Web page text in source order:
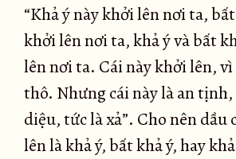
“Khả ý này khởi lên nơi ta,
khởi lên nơi ta, khả ý và bất
lên nơi ta. Cái này khởi lên,
thô. Nhưng cái này là an
diệu, tức là xả”. Cho nên dầu
lên là khả ý, bất khả ý, hay